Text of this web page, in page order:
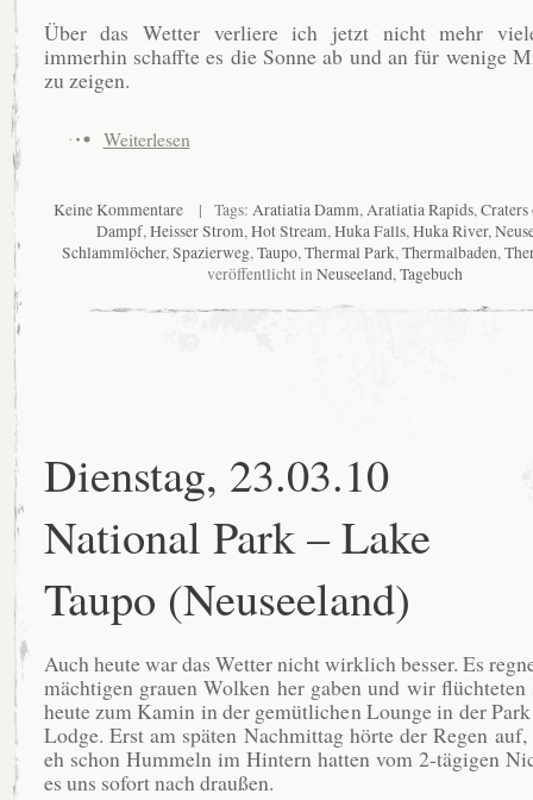
Über das Wetter verliere ich jetzt nicht mehr
immerhin schaffte es die Sonne ab und an für wenige
zu zeigen.
Weiterlesen
Keine Kommentare | Tags: Aratiatia Damm,Aratiatia Rapids,
Dampf,Heisser Strom,Hot Stream,Huka Falls,Huka River,
Schlammlöcher,Spazierweg,Taupo,Thermal Park,Thermalbaden,
veröffentlicht inNeuseeland,Tagebuch
Dienstag, 23.03.10
National Park – Lake
Taupo (Neuseeland)
Auch heute war das Wetter nicht wirklich besser. Es
mächtigen grauen Wolken her gaben und wir flüchteten
heute zum Kamin in der gemütlichen Lounge in der Park
Lodge. Erst am späten Nachmittag hörte der Regen
eh schon Hummeln im Hintern hatten vom 2-tägigen
es uns sofort nach draußen.